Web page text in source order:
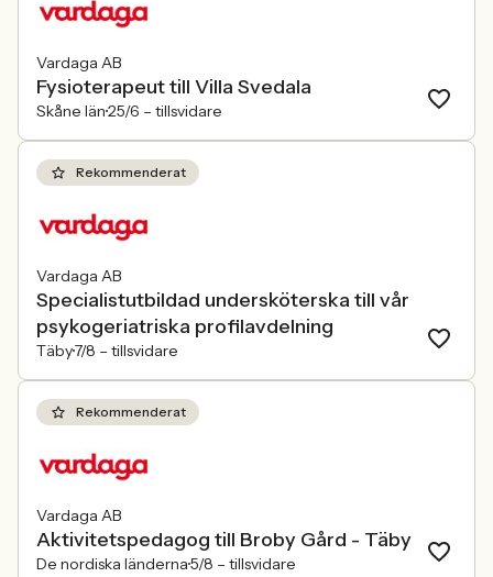
Vardaga AB
Fysioterapeut till Villa Svedala
Skåne län25/6 – tillsvidare
Rekommenderat
Vardaga AB
Specialistutbildad undersköterska till vår
psykogeriatriska profilavdelning
Täby7/8 – tillsvidare
Rekommenderat
Vardaga AB
Aktivitetspedagog till Broby Gård - Täby
De nordiska länderna5/8 – tillsvidare